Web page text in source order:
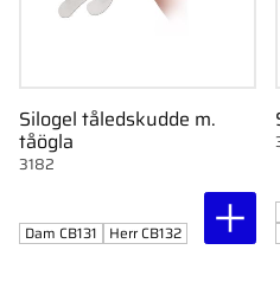
Silogel tåledskudde m.
tåögla
3182
Dam CB131 Herr CB132